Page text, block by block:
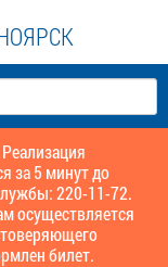
за 5 минут до
220-11-72.
осуществляется
билет.